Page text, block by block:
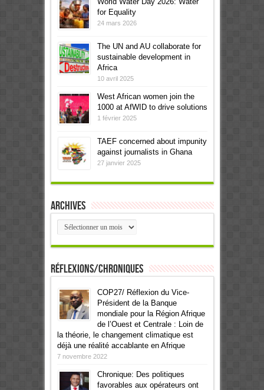
for Equality
24 mars 2026
The UN and AU collaborate for
sustainable development in
Africa
10 avril 2025
West African women join the
1000 at AfWID to drive solutions
1 février 2025
TAEF concerned about impunity
against journalists in Ghana
27 janvier 2025
Archives
Archives
Réflexions/Chroniques
COP27/ Réflexion du Vice-
Président de la Banque
mondiale pour la Région Afrique
de l’Ouest et Centrale : Loin de
la théorie, le changement climatique est
déjà une réalité accablante en Afrique
7 novembre 2022
Chronique: Des politiques
favorables aux opérateurs ont